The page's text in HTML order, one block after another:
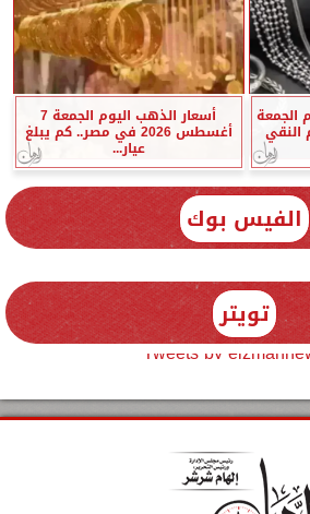
الجمعة
النقي
أسعار الذهب اليوم الجمعة 7
أغسطس 2026 في مصر.. كم يبلغ
عيار...
الفيس بوك
تويتر
Tweets by